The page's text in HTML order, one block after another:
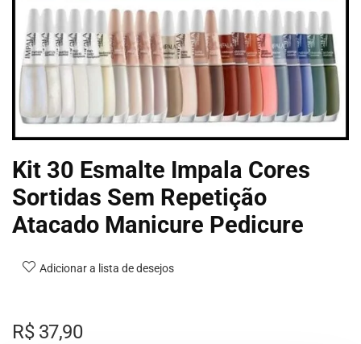
Kit 30 Esmalte Impala Cores
Sortidas Sem Repetição
Atacado Manicure Pedicure
Adicionar a lista de desejos
R$37,90